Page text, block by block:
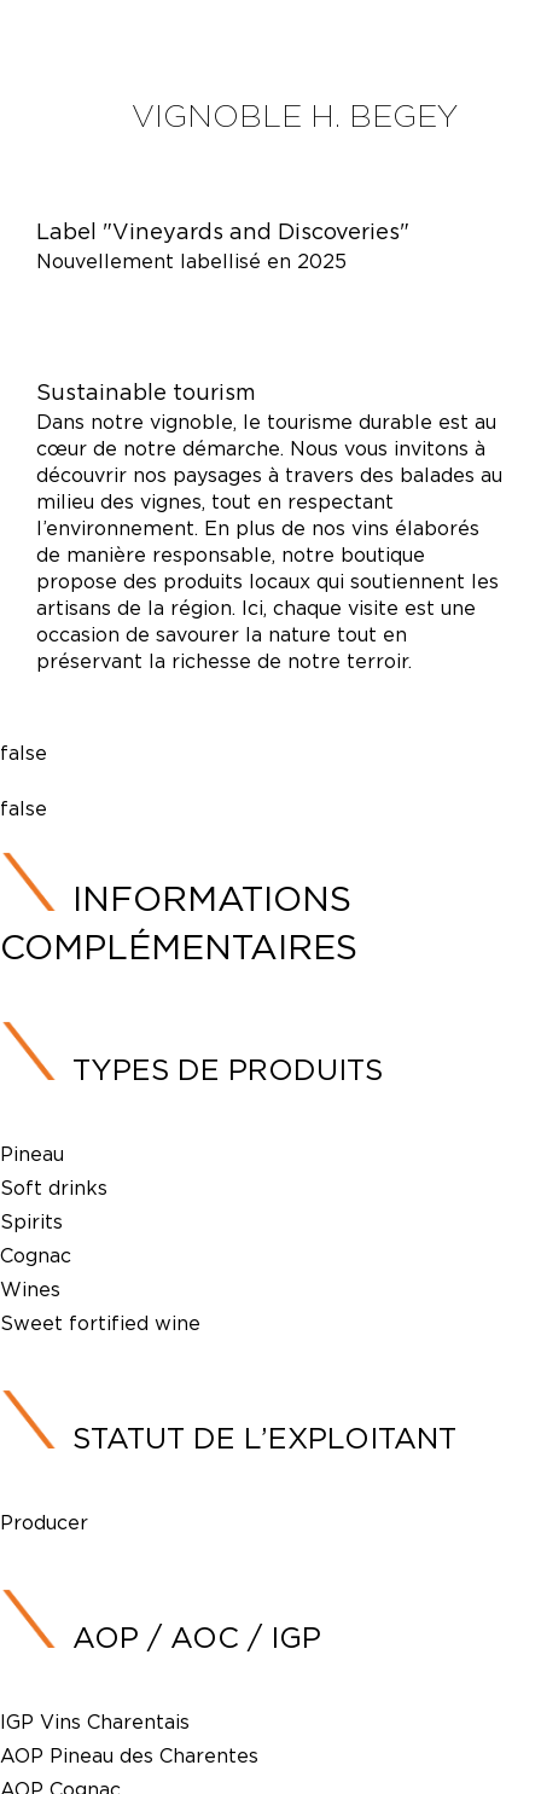
VIGNOBLE H. BEGEY
Label "Vineyards and Discoveries"
Nouvellement labellisé en 2025
Sustainable tourism
Dans notre vignoble, le tourisme durable est au
cœur de notre démarche. Nous vous invitons à
découvrir nos paysages à travers des balades au
milieu des vignes, tout en respectant
l’environnement. En plus de nos vins élaborés
de manière responsable, notre boutique
propose des produits locaux qui soutiennent les
artisans de la région. Ici, chaque visite est une
occasion de savourer la nature tout en
préservant la richesse de notre terroir.
false
false
INFORMATIONS
COMPLÉMENTAIRES
TYPES DE PRODUITS
Pineau
Soft drinks
Spirits
Cognac
Wines
Sweet fortified wine
STATUT DE L’EXPLOITANT
Producer
AOP / AOC / IGP
IGP Vins Charentais
AOP Pineau des Charentes
AOP Cognac